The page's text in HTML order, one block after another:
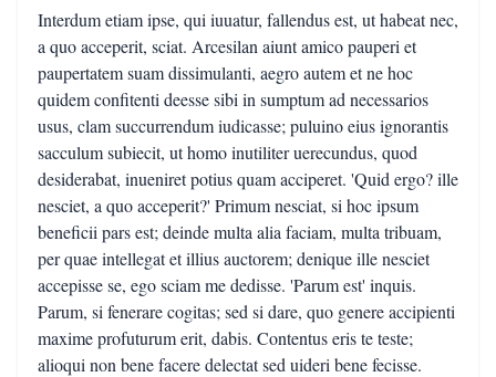
Interdum etiam ipse, qui iuuatur, fallendus est, ut habeat nec,
a quo acceperit, sciat. Arcesilan aiunt amico pauperi et
paupertatem suam dissimulanti, aegro autem et ne hoc
quidem confitenti deesse sibi in sumptum ad necessarios
usus, clam succurrendum iudicasse; puluino eius ignorantis
sacculum subiecit, ut homo inutiliter uerecundus, quod
desiderabat, inueniret potius quam acciperet. 'Quid ergo? ille
nesciet, a quo acceperit?' Primum nesciat, si hoc ipsum
beneficii pars est; deinde multa alia faciam, multa tribuam,
per quae intellegat et illius auctorem; denique ille nesciet
accepisse se, ego sciam me dedisse. 'Parum est' inquis.
Parum, si fenerare cogitas; sed si dare, quo genere accipienti
maxime profuturum erit, dabis. Contentus eris te teste;
alioqui non bene facere delectat sed uideri bene fecisse.